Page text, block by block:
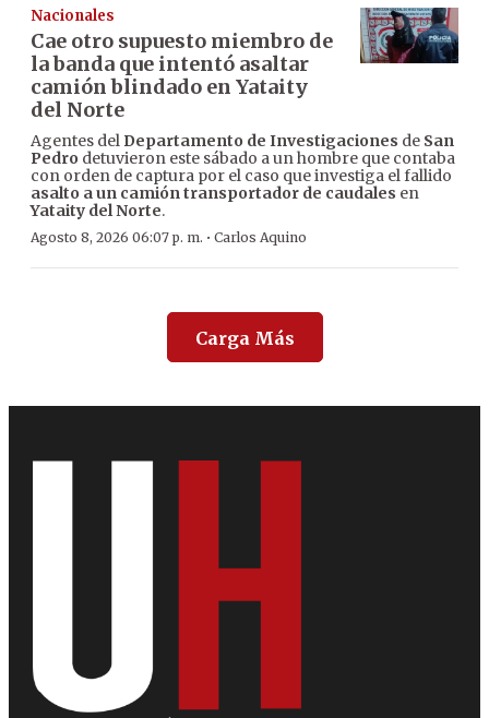
Nacionales
Cae otro supuesto miembro de
la banda que intentó asaltar
camión blindado en Yataity
del Norte
Agentes del Departamento de Investigaciones de San
Pedro detuvieron este sábado a un hombre que contaba
con orden de captura por el caso que investiga el fallido
asalto a un camión transportador de caudales en
Yataity del Norte.
Agosto 8, 2026 06:07 p. m. · Carlos Aquino
Carga Más